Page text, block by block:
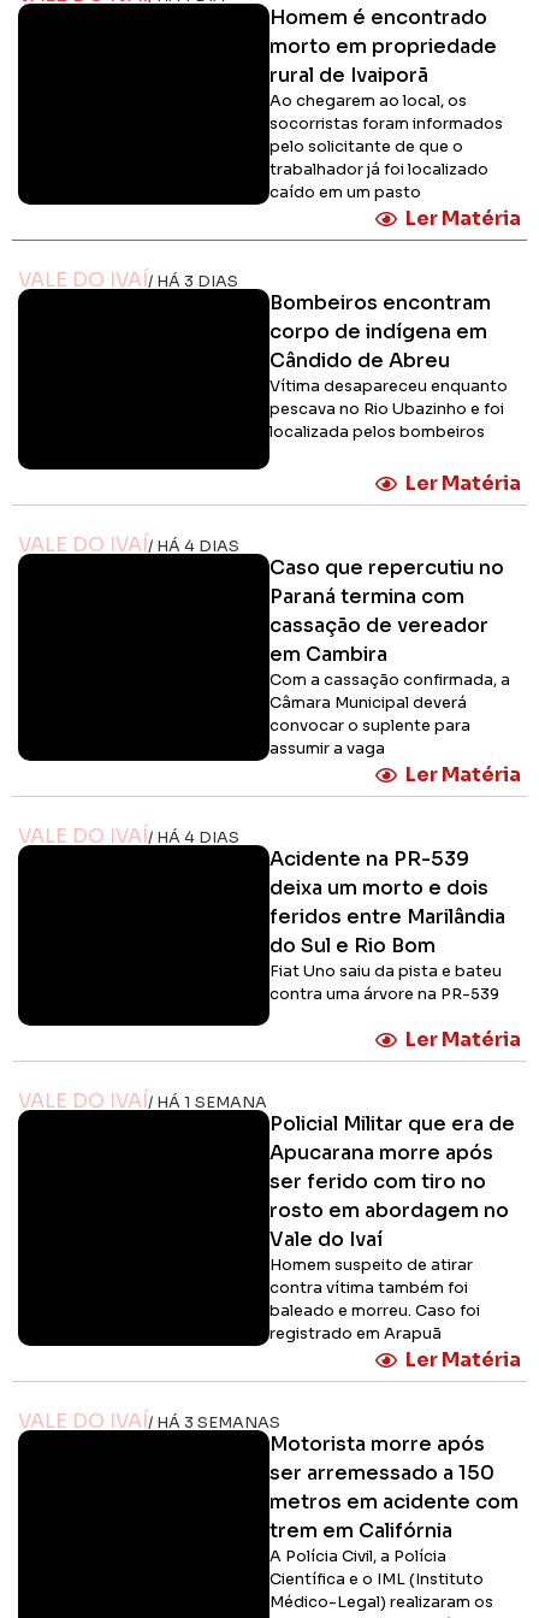
Homem é encontrado
morto em propriedade
rural de Ivaiporã
Ao chegarem ao local, os
socorristas foram informados
pelo solicitante de que o
trabalhador já foi localizado
caído em um pasto
Ler Matéria
VALE DO IVAÍ/ HÁ 3 DIAS
Bombeiros encontram
corpo de indígena em
Cândido de Abreu
Vítima desapareceu enquanto
pescava no Rio Ubazinho e foi
localizada pelos bombeiros
Ler Matéria
VALE DO IVAÍ/ HÁ 4 DIAS
Caso que repercutiu no
Paraná termina com
cassação de vereador
em Cambira
Com a cassação confirmada, a
Câmara Municipal deverá
convocar o suplente para
assumir a vaga
Ler Matéria
VALE DO IVAÍ/ HÁ 4 DIAS
Acidente na PR-539
deixa um morto e dois
feridos entre Marilândia
do Sul e Rio Bom
Fiat Uno saiu da pista e bateu
contra uma árvore na PR-539
Ler Matéria
VALE DO IVAÍ/ HÁ 1 SEMANA
Policial Militar que era de
Apucarana morre após
ser ferido com tiro no
rosto em abordagem no
Vale do Ivaí
Homem suspeito de atirar
contra vítima também foi
baleado e morreu. Caso foi
registrado em Arapuã
Ler Matéria
VALE DO IVAÍ/ HÁ 3 SEMANAS
Motorista morre após
ser arremessado a 150
metros em acidente com
trem em Califórnia
A Polícia Civil, a Polícia
Científica e o IML (Instituto
Médico-Legal) realizaram os